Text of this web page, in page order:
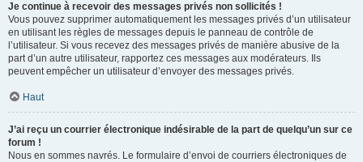
Je continue à recevoir des messages privés non sollicités !
Vous pouvez supprimer automatiquement les messages privés d’un utilisateur
en utilisant les règles de messages depuis le panneau de contrôle de
l’utilisateur. Si vous recevez des messages privés de manière abusive de la
part d’un autre utilisateur, rapportez ces messages aux modérateurs. Ils
peuvent empêcher un utilisateur d’envoyer des messages privés.
Haut
J’ai reçu un courrier électronique indésirable de la part de quelqu’un sur ce
forum !
Nous en sommes navrés. Le formulaire d’envoi de courriers électroniques de